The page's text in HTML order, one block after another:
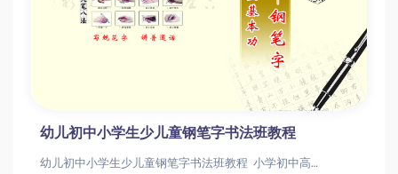
幼儿初中小学生少儿童钢笔字书法班教程
幼儿初中小学生少儿童钢笔字书法班教程 小学初中高中教学资源下载